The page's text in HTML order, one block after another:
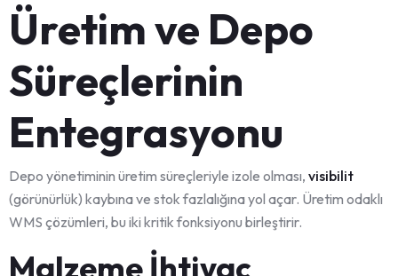
Üretim ve Depo
Süreçlerinin
Entegrasyonu
Depo yönetiminin üretim süreçleriyle izole olması, visibilit
(görünürlük) kaybına ve stok fazlalığına yol açar. Üretim odaklı
WMS çözümleri, bu iki kritik fonksiyonu birleştirir.
Malzeme İhtiyaç